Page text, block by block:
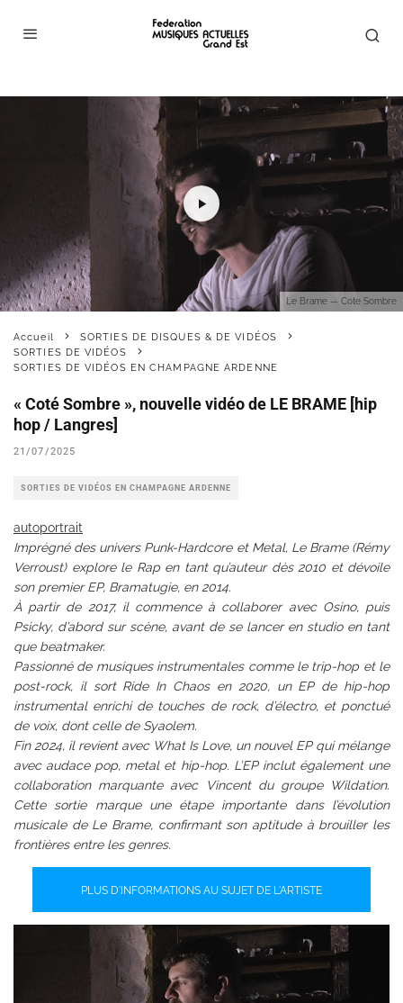
Le Brame — Cote Sombre
Accueil
SORTIES DE DISQUES & DE VIDÉOS
SORTIES DE VIDÉOS
SORTIES DE VIDÉOS EN CHAMPAGNE ARDENNE
« Coté Sombre », nouvelle vidéo de LE BRAME [hip
hop / Langres]
21/07/2025
SORTIES DE VIDÉOS EN CHAMPAGNE ARDENNE
autoportrait
Imprégné des univers Punk-Hardcore et Metal, Le Brame (Rémy
Verroust) explore le Rap en tant qu’auteur dès 2010 et dévoile
son premier EP, Bramatugie, en 2014.
À partir de 2017, il commence à collaborer avec Osino, puis
Psicky, d’abord sur scène, avant de se lancer en studio en tant
que beatmaker.
Passionné de musiques instrumentales comme le trip-hop et le
post-rock, il sort Ride In Chaos en 2020, un EP de hip-hop
instrumental enrichi de touches de rock, d’électro, et ponctué
de voix, dont celle de Syaolem.
Fin 2024, il revient avec What Is Love, un nouvel EP qui mélange
avec audace pop, metal et hip-hop. L’EP inclut également une
collaboration marquante avec Vincent du groupe Wildation.
Cette sortie marque une étape importante dans l’évolution
musicale de Le Brame, confirmant son aptitude à brouiller les
frontières entre les genres.
PLUS D'INFORMATIONS AU SUJET DE L'ARTISTE